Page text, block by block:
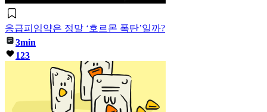
응급피임약은 정말 ‘호르몬 폭탄’일까?
3min
123